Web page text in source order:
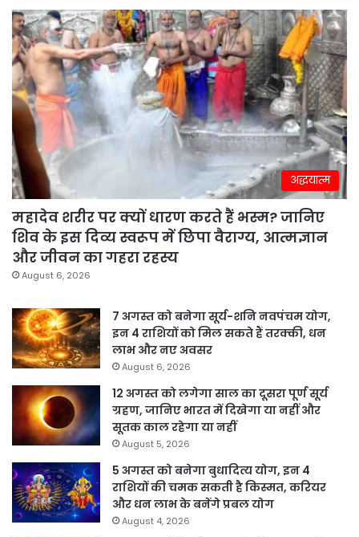
अद्धयात्म
महादेव शरीर पर क्यों धारण करते हैं भस्म? जानिए
शिव के इस दिव्य स्वरूप में छिपा वैराग्य, आत्मज्ञान
और जीवन का गहरा रहस्य
August 6, 2026
7 अगस्त को बनेगा सूर्य-शनि नवपंचम योग,
इन 4 राशियों को मिल सकते हैं तरक्की, धन
लाभ और नए अवसर
August 6, 2026
12 अगस्त को लगेगा साल का दूसरा पूर्ण सूर्य
ग्रहण, जानिए भारत में दिखेगा या नहीं और
सूतक काल रहेगा या नहीं
August 5, 2026
5 अगस्त को बनेगा बुधादित्य योग, इन 4
राशियों की चमक सकती है किस्मत, करियर
और धन लाभ के बनेंगे प्रबल योग
August 4, 2026